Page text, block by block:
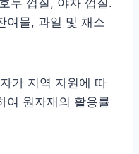
여물, 과일 및 채소
가 지역 자원에 따
여 원자재의 활용률